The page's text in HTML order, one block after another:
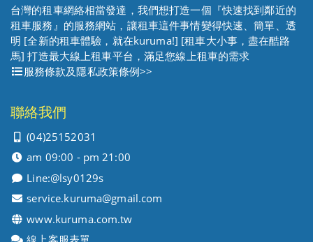
台灣的租車網絡相當發達，我們想打造一個『快速找到鄰近的
租車服務』的服務網站，讓租車這件事情變得快速、簡單、透
明 [全新的租車體驗，就在kuruma!] [租車大小事，盡在酷路
馬] 打造最大線上租車平台，滿足您線上租車的需求
服務條款及隱私政策條例>>
聯絡我們
(04)25152031
am 09:00 - pm 21:00
Line:@lsy0129s
service.kuruma@gmail.com
www.kuruma.com.tw
線上客服表單